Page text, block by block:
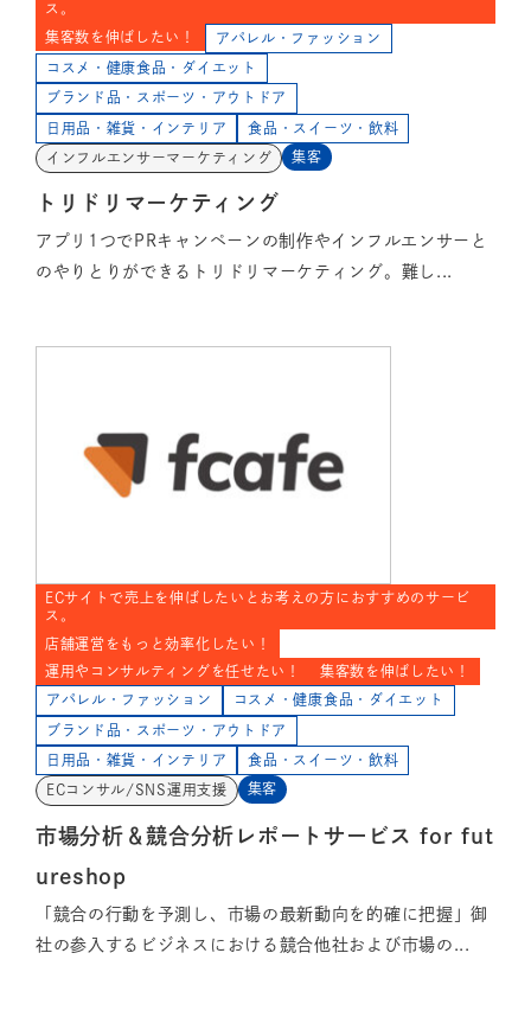
ス。
集客数を伸ばしたい！
アパレル・ファッション
コスメ・健康食品・ダイエット
ブランド品・スポーツ・アウトドア
日用品・雑貨・インテリア 食品・スイーツ・飲料
インフルエンサーマーケティング 集客
トリドリマーケティング
アプリ1つでPRキャンペーンの制作やインフルエンサーと
のやりとりができるトリドリマーケティング。難し...
ECサイトで売上を伸ばしたいとお考えの方におすすめのサービ
ス。
店舗運営をもっと効率化したい！
運用やコンサルティングを任せたい！
集客数を伸ばしたい！
アパレル・ファッション コスメ・健康食品・ダイエット
ブランド品・スポーツ・アウトドア
日用品・雑貨・インテリア 食品・スイーツ・飲料
ECコンサル/SNS運用支援 集客
市場分析＆競合分析レポートサービス for fut
ureshop
「競合の行動を予測し、市場の最新動向を的確に把握」御
社の参入するビジネスにおける競合他社および市場の...